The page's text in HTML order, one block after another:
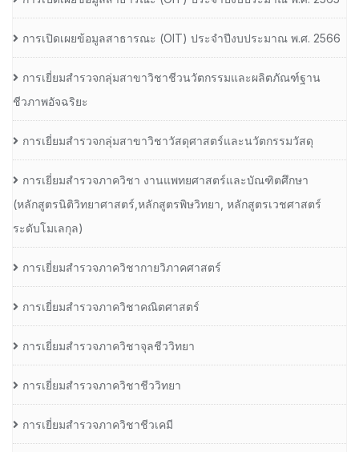
การเปิดเผยข้อมูลสาธารณะ (OIT) ประจำปีงบประมาณ พ.ศ. 2566
การเยี่ยมสำรวจกลุ่มสาขาวิชาชีวนวัตกรรมและผลิตภัณฑ์ฐาน
ชีวภาพอัจฉริยะ
การเยี่ยมสำรวจกลุ่มสาขาวิชาวัสดุศาสตร์และนวัตกรรมวัสดุ
การเยี่ยมสำรวจภาควิชา งานแพทยศาสตร์และบัณฑิตศึกษา
(หลักสูตรนิติวิทยาศาสตร์,หลักสูตรพิษวิทยา, หลักสูตรเวชศาสตร์
ระดับโมเลกุล)
การเยี่ยมสำรวจภาควิชากายวิภาคศาสตร์
การเยี่ยมสำรวจภาควิชาคณิตศาสตร์
การเยี่ยมสำรวจภาควิชาจุลชีววิทยา
การเยี่ยมสำรวจภาควิชาชีววิทยา
การเยี่ยมสำรวจภาควิชาชีวเคมี